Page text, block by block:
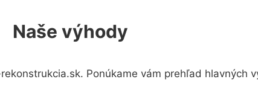
Naše výhody
Ponúkame vám prehľad hlavných